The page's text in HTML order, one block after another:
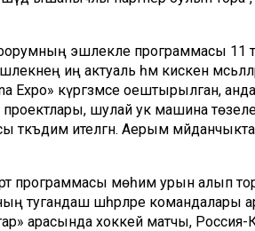
форумның эшлекле программасы
иң актуаль һәм кискен
Expo» күргәзмәсе оештырылган,
проектлары, шулай ук машина
ителгән. Аерым
программасы мөһим урын алып тора.
тугандаш шәһәрләре командалары
арасында хоккей матчы,